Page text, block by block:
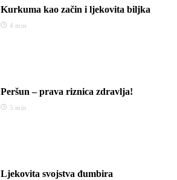
Kurkuma kao začin i ljekovita biljka
4 min
Peršun – prava riznica zdravlja!
5 min
Ljekovita svojstva đumbira